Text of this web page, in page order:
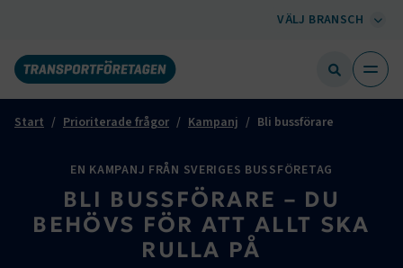
VÄLJ BRANSCH
Start Prioriterade frågor Kampanj Bli bussförare
EN KAMPANJ FRÅN SVERIGES BUSSFÖRETAG
BLI BUSSFÖRARE – DU
BEHÖVS FÖR ATT ALLT SKA
RULLA PÅ